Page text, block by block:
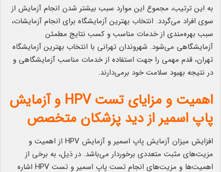
به این ترتیب، مجموع این موارد سبب بیشتر شدن انجام آزمایش از
سوی افراد می‌گردد. انتخاب بهترین آزمایشگاه برای انجام آزمایشات،
سبب بهره‌مندی از خدمات مناسب و کسب نتایج مطمئن
آزمایشگاهی می‌شود. شهروندان تهرانی با انتخاب بهترین آزمایشگاه
تهران، قدم مهمی را جهت استفاده از خدمات مناسب آزمایشگاهی و
در نتیجه بهبود سلامت خود برمی‌دارند.
اهمیت و مزایای تست HPV و آزمایش
پاپ اسمیر از دید پزشکان متخصص
افزایش میزان آزمایش پاپ اسمیر و آزمایش HPV از اهمیت و
مزیت‌های مثبت متعددی برخوردار می‌باشد. در ذیل، به برخی از
اهمیت‌ها و مزیت‌های انجام تست پاپ اسمیر و تست HPV اشاره